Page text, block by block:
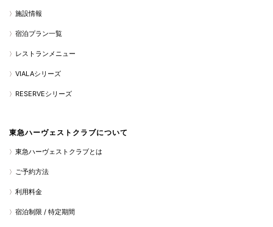
施設情報
宿泊プラン一覧
レストランメニュー
VIALAシリーズ
RESERVEシリーズ
東急ハーヴェストクラブについて
東急ハーヴェストクラブとは
ご予約方法
利用料金
宿泊制限 / 特定期間